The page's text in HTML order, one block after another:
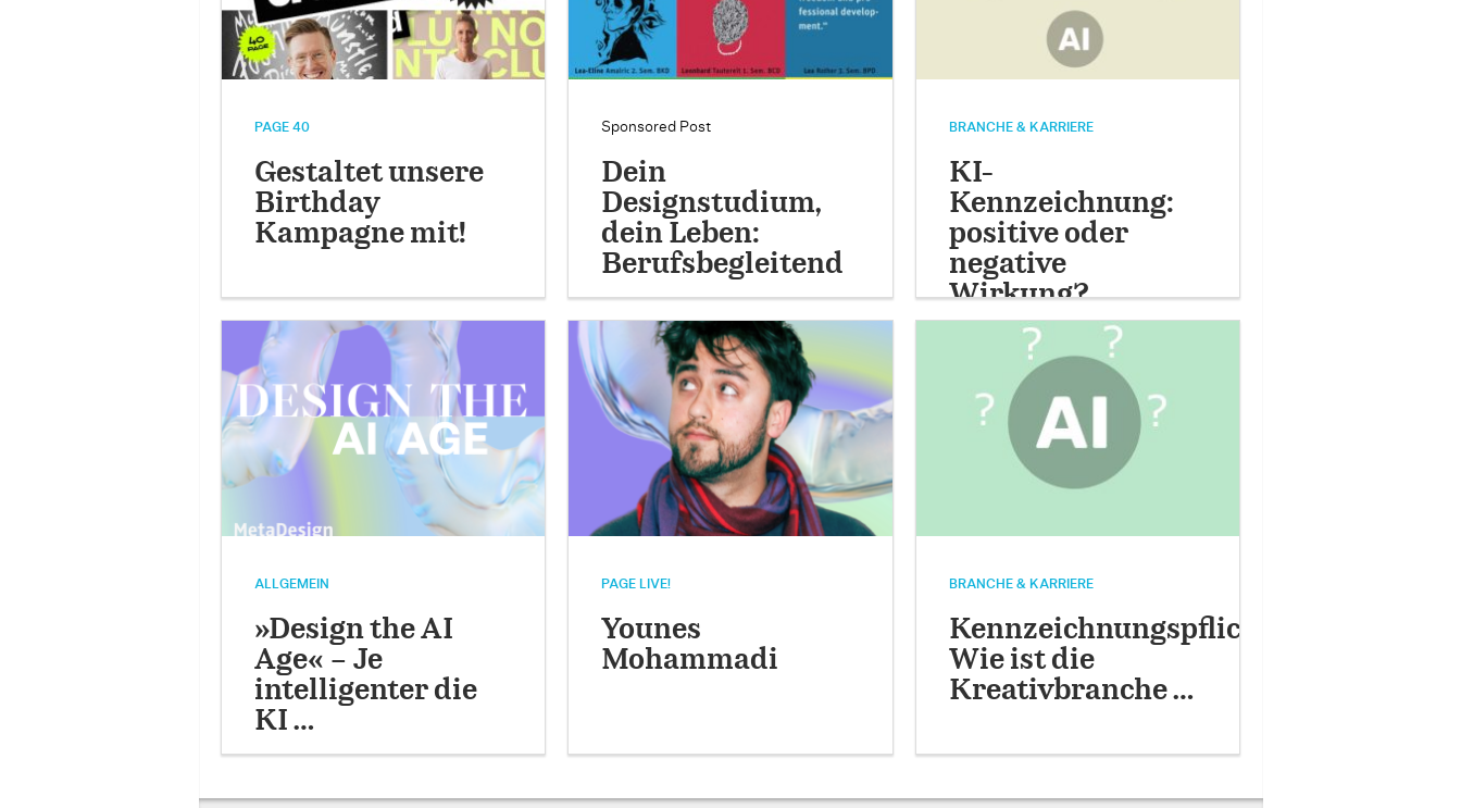
PAGE 40
Gestaltet unsere
Birthday
Kampagne mit!
Sponsored Post
Dein
Designstudium,
dein Leben:
Berufsbegleitend
…
BRANCHE & KARRIERE
KI-
Kennzeichnung:
positive oder
negative
Wirkung?
ALLGEMEIN
»Design the AI
Age« – Je
intelligenter die
KI …
PAGE LIVE!
Younes
Mohammadi
BRANCHE & KARRIERE
Kennzeichnungspflicht:
Wie ist die
Kreativbranche …